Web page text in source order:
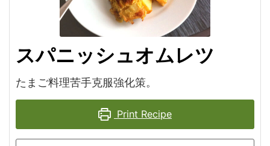
スパニッシュオムレツ
たまご料理苦手克服強化策。
Print Recipe